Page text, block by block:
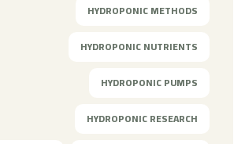
HYDROPONIC METHODS
HYDROPONIC NUTRIENTS
HYDROPONIC PUMPS
HYDROPONIC RESEARCH